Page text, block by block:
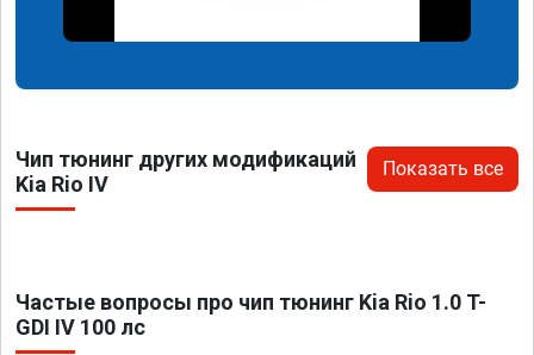
Чип тюнинг других модификаций
Kia Rio IV
Показать все
Частые вопросы про чип тюнинг Kia Rio 1.0 T-
GDI IV 100 лс